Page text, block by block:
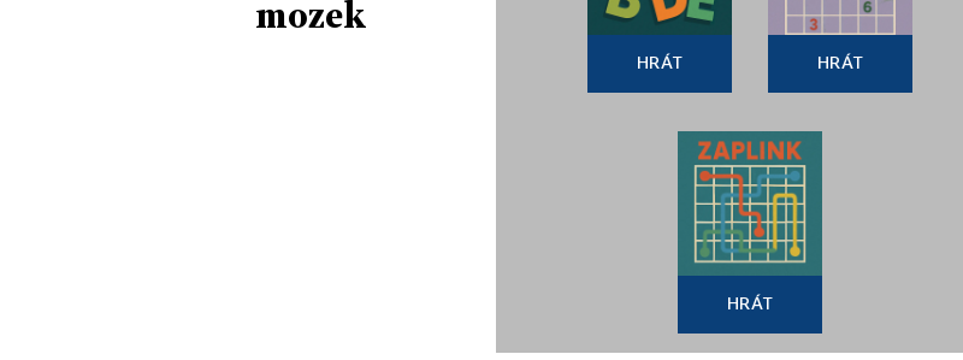
mozek
HRÁT HRÁT
HRÁT